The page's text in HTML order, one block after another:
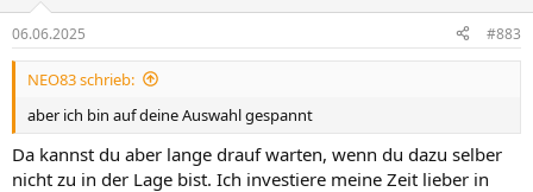
06.06.2025 #883
NEO83 schrieb:
aber ich bin auf deine Auswahl gespannt
Da kannst du aber lange drauf warten, wenn du dazu selber
nicht zu in der Lage bist. Ich investiere meine Zeit lieber in